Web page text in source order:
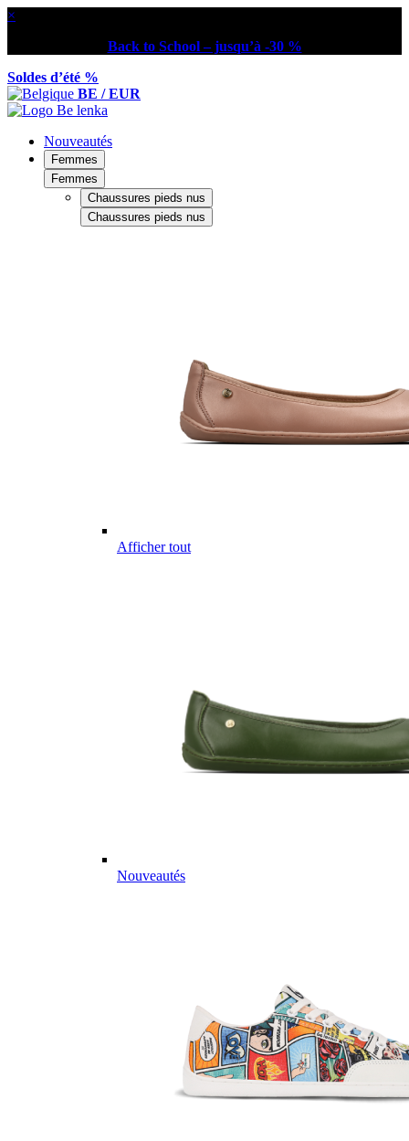
×
Back to School – jusqu’à -30 %
Soldes d’été %
BE / EUR
Nouveautés
Femmes
Femmes
Chaussures pieds nus
Chaussures pieds nus
Afficher tout
Nouveautés